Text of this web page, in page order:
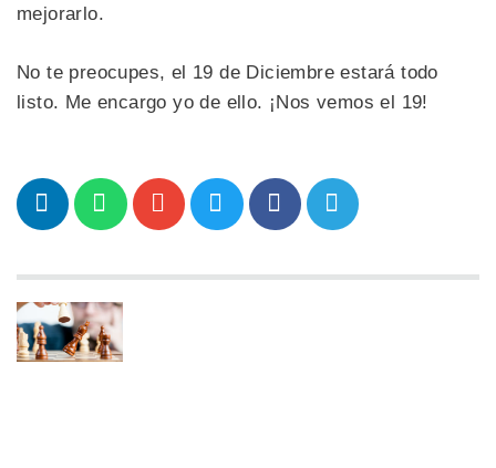
mejorarlo.
No te preocupes, el 19 de Diciembre estará todo
listo. Me encargo yo de ello. ¡Nos vemos el 19!